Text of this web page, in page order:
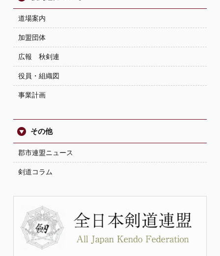
道場案内
加盟団体
広報 秋剣連
役員・組織図
事業計画
その他
郡市連盟ニュース
剣道コラム